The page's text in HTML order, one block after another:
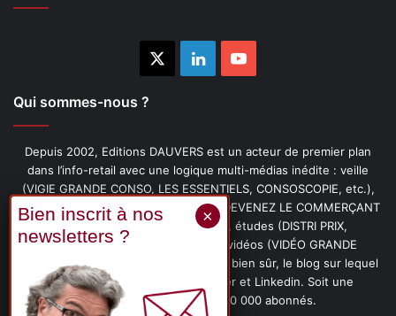
LinkedinYouTube
Qui sommes-nous ?
Depuis 2002, Editions DAUVERS est un acteur de premier plan
dans l’info-retail avec une logique multi-médias inédite : veille
(VIGIE GRANDE CONSO, LES ESSENTIELS, CONSOSCOPIE, etc.),
livres (PENSER-CLIENT, IMAGE-PRIX, DEVENEZ LE COMMERÇANT
PRÉFÉRÉ DE VOS CLIENTS, etc.), études (DISTRI PRIX,
PROMOFLASH, DRIVE INSIGHTS), vidéos (VIDÉO GRANDE
CONSO), podcasts (CAFÉ CONSO) et, bien sûr, le blog sur lequel
vous êtes, ainsi que les fils Twitter et Linkedin. Soit une
communauté de plus de 150 000 abonnés.